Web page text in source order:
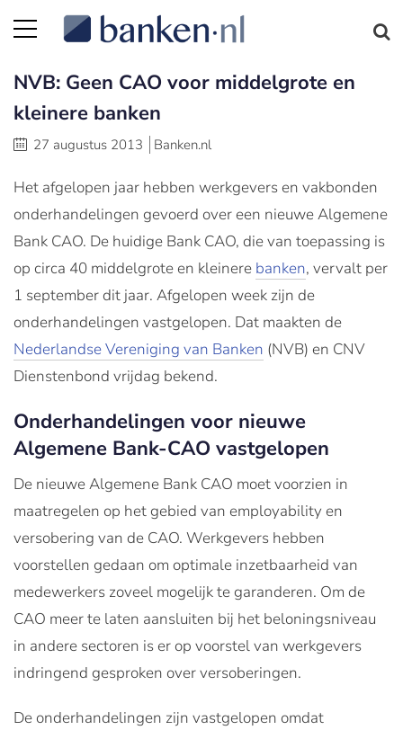
NVB: Geen CAO voor middelgrote en
kleinere banken
27 augustus 2013 Banken.nl
Het afgelopen jaar hebben werkgevers en vakbonden
onderhandelingen gevoerd over een nieuwe Algemene
Bank CAO. De huidige Bank CAO, die van toepassing is
op circa 40 middelgrote en kleinere banken, vervalt per
1 september dit jaar. Afgelopen week zijn de
onderhandelingen vastgelopen. Dat maakten de
Nederlandse Vereniging van Banken (NVB) en CNV
Dienstenbond vrijdag bekend.
Onderhandelingen voor nieuwe
Algemene Bank-CAO vastgelopen
De nieuwe Algemene Bank CAO moet voorzien in
maatregelen op het gebied van employability en
versobering van de CAO. Werkgevers hebben
voorstellen gedaan om optimale inzetbaarheid van
medewerkers zoveel mogelijk te garanderen. Om de
CAO meer te laten aansluiten bij het beloningsniveau
in andere sectoren is er op voorstel van werkgevers
indringend gesproken over versoberingen.
De onderhandelingen zijn vastgelopen omdat